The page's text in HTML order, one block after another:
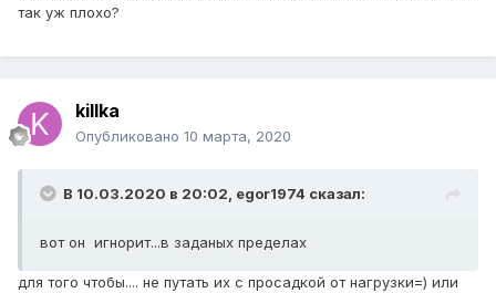
так уж плохо?
killka
Опубликовано 10 марта, 2020
В 10.03.2020 в 20:02, egor1974 сказал:
вот он игнорит...в заданых пределах
для того чтобы.... не путать их с просадкой от нагрузки=) или